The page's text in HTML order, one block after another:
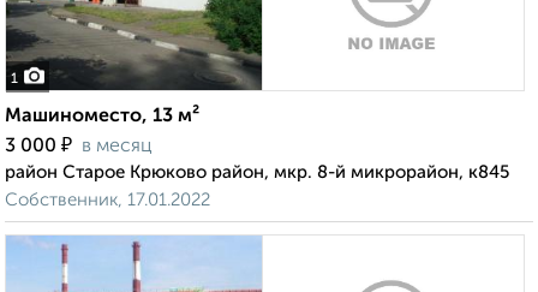
1
Машиноместо, 13 м²
3 000 ₽ в месяц
район Старое Крюково район, мкр. 8-й микрорайон, к845
Собственник, 17.01.2022